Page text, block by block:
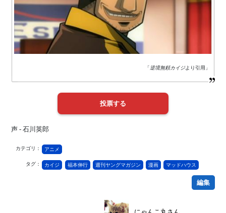
「逆境無頼カイジより引用」
声 - 石川英郎
カテゴリ： アニメ
タグ： カイジ 福本伸行 週刊ヤングマガジン 漫画 マッドハウス
編集